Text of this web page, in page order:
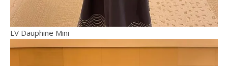
LV Dauphine Mini